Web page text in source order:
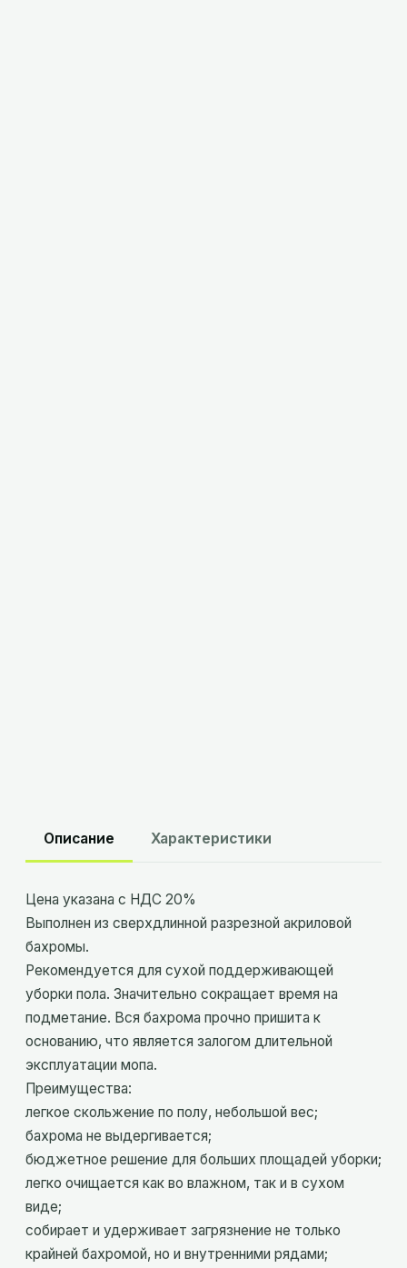
Описание Характеристики
Цена указана с НДС 20%
Выполнен из сверхдлинной разрезной акриловой
бахромы.
Рекомендуется для сухой поддерживающей
уборки пола. Значительно сокращает время на
подметание. Вся бахрома прочно пришита к
основанию, что является залогом длительной
эксплуатации мопа.
Преимущества:
легкое скольжение по полу, небольшой вес;
бахрома не выдергивается;
бюджетное решение для больших площадей уборки;
легко очищается как во влажном, так и в сухом
виде;
собирает и удерживает загрязнение не только
крайней бахромой, но и внутренними рядами;